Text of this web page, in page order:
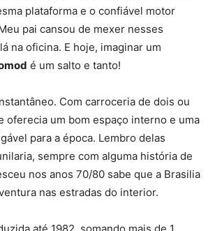
plataforma e o confiável motor
pai cansou de mexer nesses
na oficina. E hoje, imaginar um
é um salto e tanto!
Com carroceria de dois ou
oferecia um bom espaço interno e uma
para a época. Lembro delas
sempre com alguma história de
nos anos 70/80 sabe que a Brasilia
nas estradas do interior.